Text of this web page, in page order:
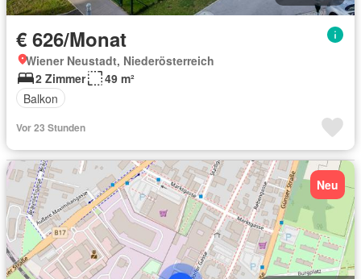
€ 626/Monat
Wiener Neustadt, Niederösterreich
2 Zimmer
49 m²
Balkon
Vor 23 Stunden
Neu